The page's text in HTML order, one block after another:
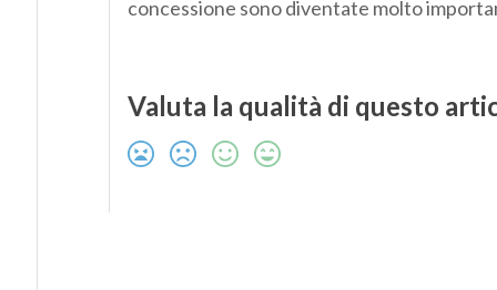
concessione sono diventate molto
Valuta la qualità di questo